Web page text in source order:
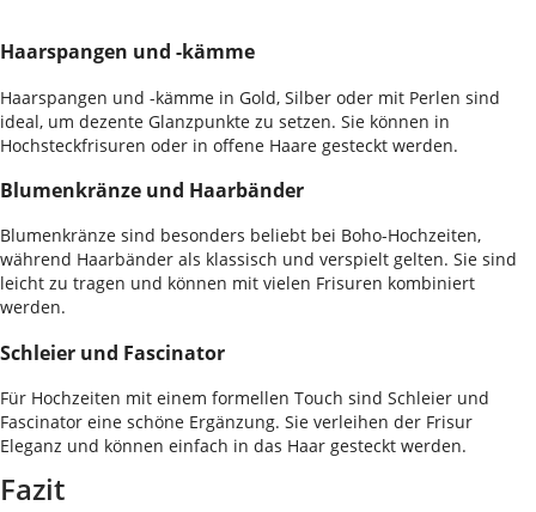
Haarspangen und -kämme
Haarspangen und -kämme in Gold, Silber oder mit Perlen sind
ideal, um dezente Glanzpunkte zu setzen. Sie können in
Hochsteckfrisuren oder in offene Haare gesteckt werden.
Blumenkränze und Haarbänder
Blumenkränze sind besonders beliebt bei Boho-Hochzeiten,
während Haarbänder als klassisch und verspielt gelten. Sie sind
leicht zu tragen und können mit vielen Frisuren kombiniert
werden.
Schleier und Fascinator
Für Hochzeiten mit einem formellen Touch sind Schleier und
Fascinator eine schöne Ergänzung. Sie verleihen der Frisur
Eleganz und können einfach in das Haar gesteckt werden.
Fazit